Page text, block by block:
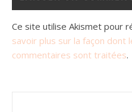
Ce site utilise Akismet pour
savoir plus sur la façon dont
commentaires sont traitées.